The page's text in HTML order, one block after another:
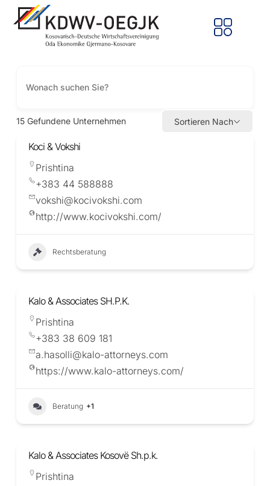
15 Gefundene Unternehmen Sortieren Nach
Koci & Vokshi
Prishtina
+383 44 588888
vokshi@kocivokshi.com
http://www.kocivokshi.com/
Rechtsberatung
Kalo & Associates SH.P.K.
Prishtina
+383 38 609 181
a.hasolli@kalo-attorneys.com
https://www.kalo-attorneys.com/
Beratung +1
Kalo & Associates Kosovë Sh.p.k.
Prishtina